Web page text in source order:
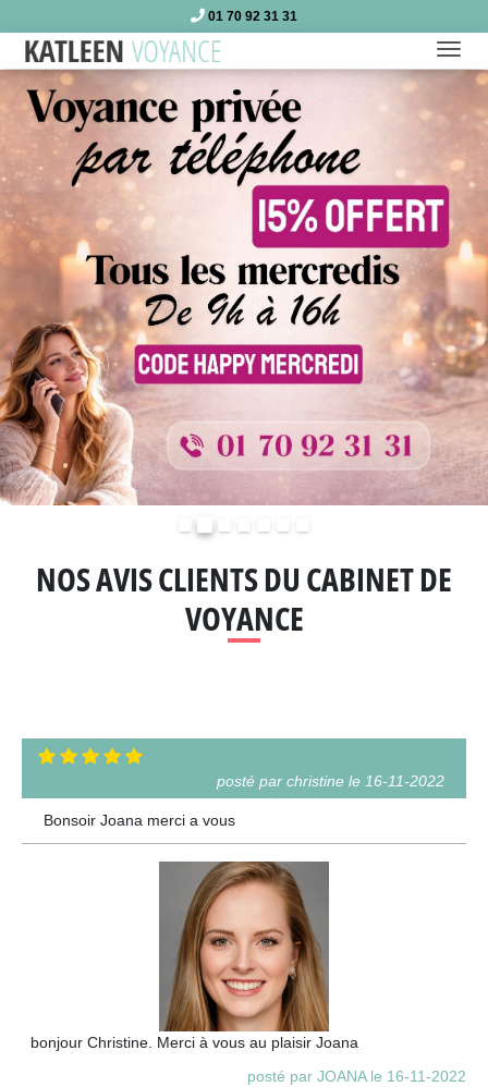
01 70 92 31 31
NOS AVIS CLIENTS DU CABINET DE
VOYANCE
posté par christine le 16-11-2022
Bonsoir Joana merci a vous
bonjour Christine. Merci à vous au plaisir Joana
posté par JOANA le 16-11-2022